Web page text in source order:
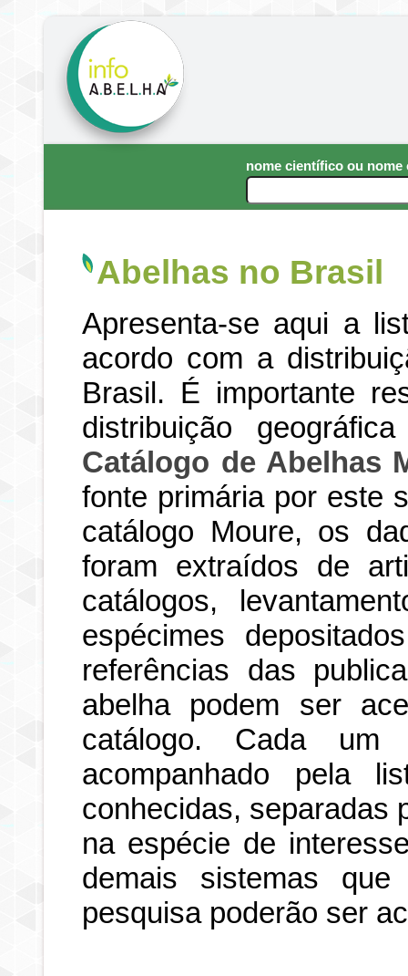
nome científico ou nome
Abelhas no Brasil
Apresenta-se aqui a
acordo com a
Brasil. É importante
distribuição
Catálogo de Abelhas
fonte primária por este
catálogo Moure, os
foram extraídos de
catálogos,
espécimes
referências das
abelha podem ser
catálogo. Cada
acompanhado pela
conhecidas, separadas
na espécie de
demais sistemas
pesquisa poderão ser